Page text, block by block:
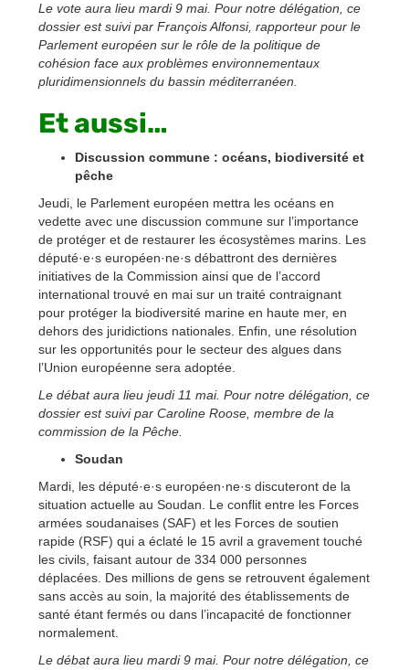
Le vote aura lieu mardi 9 mai. Pour notre délégation, ce
dossier est suivi par François Alfonsi, rapporteur pour le
Parlement européen sur le rôle de la politique de
cohésion face aux problèmes environnementaux
pluridimensionnels du bassin méditerranéen.
Et aussi…
Discussion commune : océans, biodiversité et
pêche
Jeudi, le Parlement européen mettra les océans en
vedette avec une discussion commune sur l’importance
de protéger et de restaurer les écosystèmes marins. Les
député·e·s européen·ne·s débattront des dernières
initiatives de la Commission ainsi que de l’accord
international trouvé en mai sur un traité contraignant
pour protéger la biodiversité marine en haute mer, en
dehors des juridictions nationales. Enfin, une résolution
sur les opportunités pour le secteur des algues dans
l’Union européenne sera adoptée.
Le débat aura lieu jeudi 11 mai. Pour notre délégation, ce
dossier est suivi par Caroline Roose, membre de la
commission de la Pêche.
Soudan
Mardi, les député·e·s européen·ne·s discuteront de la
situation actuelle au Soudan. Le conflit entre les Forces
armées soudanaises (SAF) et les Forces de soutien
rapide (RSF) qui a éclaté le 15 avril a gravement touché
les civils, faisant autour de 334 000 personnes
déplacées. Des millions de gens se retrouvent également
sans accès au soin, la majorité des établissements de
santé étant fermés ou dans l’incapacité de fonctionner
normalement.
Le débat aura lieu mardi 9 mai. Pour notre délégation, ce